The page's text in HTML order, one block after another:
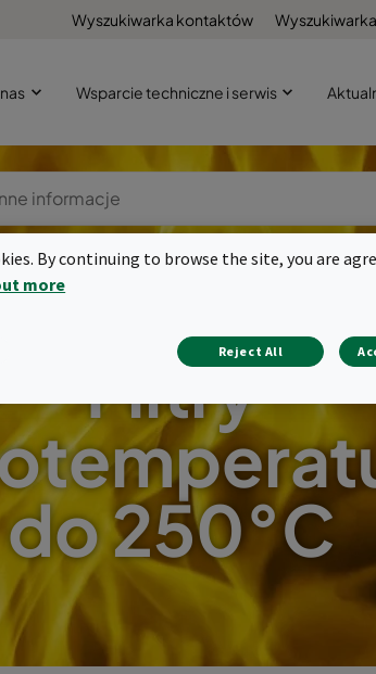
Wyszukiwarka kontaktów
Wsparcie techniczne i serwis
Filtry
do 250°C
By continuing to browse the site, you are
more
Reject All